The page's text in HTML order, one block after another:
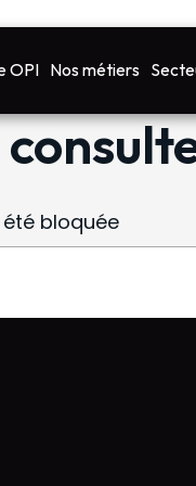
OPI Nos métiers
été bloquée